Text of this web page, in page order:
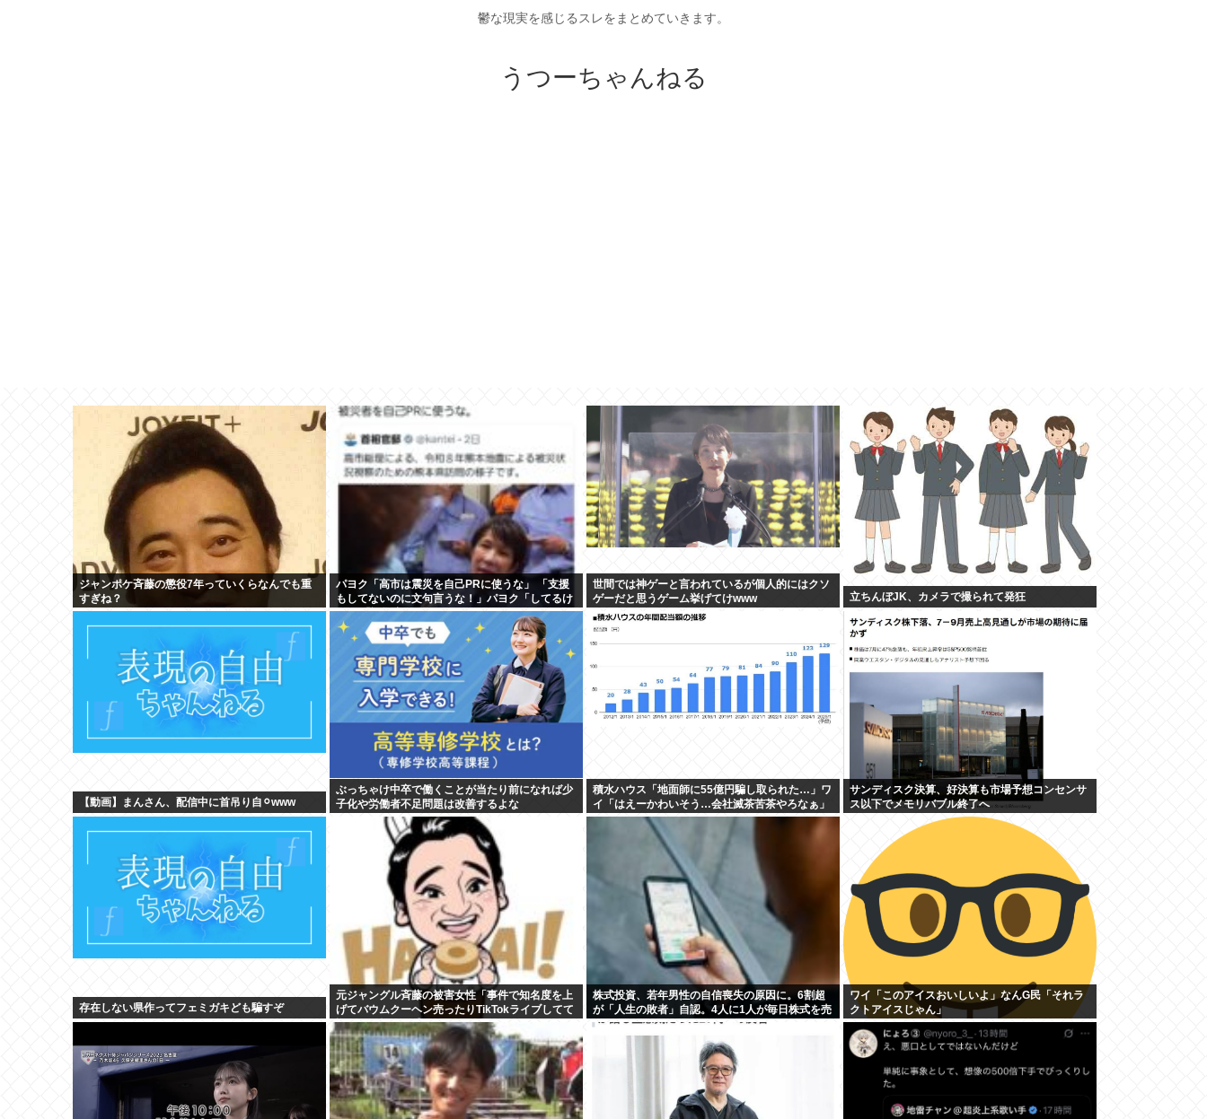
鬱な現実を感じるスレをまとめていきます。
うつーちゃんねる
ジャンポケ斉藤の懲役7年っていくらなんでも重
すぎね？
パヨク「高市は震災を自己PRに使うな」 「支援
もしてないのに文句言うな！」パヨク「してるけ
ど」 「証拠出せ！」
世間では神ゲーと言われているが個人的にはクソ
ゲーだと思うゲーム挙げてけwww
立ちんぼJK、カメラで撮られて発狂
【動画】まんさん、配信中に首吊り自⚪︎www
ぶっちゃけ中卒で働くことが当たり前になれば少
子化や労働者不足問題は改善するよな
積水ハウス「地面師に55億円騙し取られた…」ワ
イ「はえーかわいそう…会社滅茶苦茶やろなぁ」
サンディスク決算、好決算も市場予想コンセンサ
ス以下でメモリバブル終了へ
存在しない県作ってフェミガキども騙すぞ
元ジャングル斉藤の被害女性「事件で知名度を上
げてバウムクーヘン売ったりTikTokライブしてて
悔しさと怒りを感じた」
株式投資、若年男性の自信喪失の原因に。6割超
が「人生の敗者」自認。4人に1人が毎日株式を売
買。
ワイ「このアイスおいしいよ」なんG民「それラ
クトアイスじゃん」